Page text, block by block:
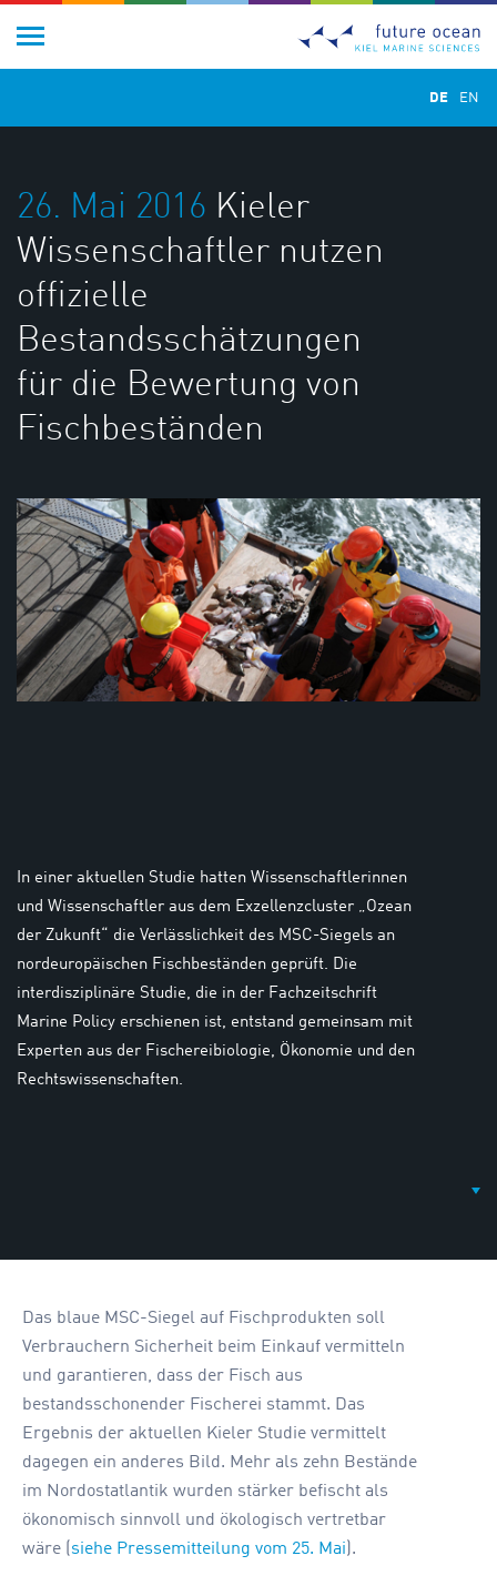
DE EN
26. Mai 2016 Kieler
Wissenschaftler nutzen
offizielle
Bestandsschätzungen
für die Bewertung von
Fischbeständen
In einer aktuellen Studie hatten Wissenschaftlerinnen
und Wissenschaftler aus dem Exzellenzcluster „Ozean
der Zukunft“ die Verlässlichkeit des MSC-Siegels an
nordeuropäischen Fischbeständen geprüft. Die
interdisziplinäre Studie, die in der Fachzeitschrift
Marine Policy erschienen ist, entstand gemeinsam mit
Experten aus der Fischereibiologie, Ökonomie und den
Rechtswissenschaften.
Das blaue MSC-Siegel auf Fischprodukten soll
Verbrauchern Sicherheit beim Einkauf vermitteln
und garantieren, dass der Fisch aus
bestandsschonender Fischerei stammt. Das
Ergebnis der aktuellen Kieler Studie vermittelt
dagegen ein anderes Bild. Mehr als zehn Bestände
im Nordostatlantik wurden stärker befischt als
ökonomisch sinnvoll und ökologisch vertretbar
wäre ( siehe Pressemitteilung vom 25. Mai ).